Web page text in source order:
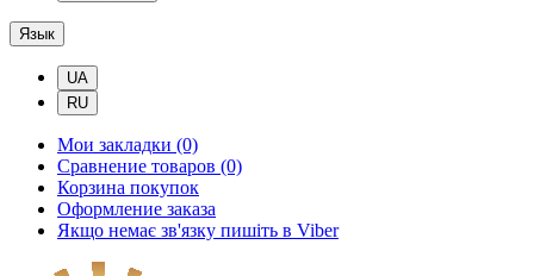
Язык
UA
RU
Мои закладки (0)
Сравнение товаров (0)
Корзина покупок
Оформление заказа
Якщо немає зв'язку пишіть в Viber